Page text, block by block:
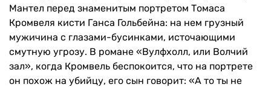
Мантел перед знаменитым портретом Томаса
Кромвеля кисти Ганса Гольбейна: на нем грузный
мужичина с глазами-бусинками, источающими
смутную угрозу. В романе «Вулфхолл, или Волчий
зал», когда Кромвель беспокоится, что на портрете
он похож на убийцу, его сын говорит: «А то ты не